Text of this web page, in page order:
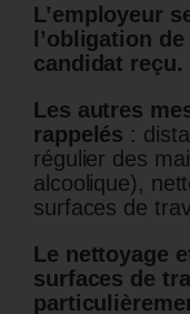
L’employeur
l’obligation
candidat reçu.
Les autres
rappelés :
régulier des
alcoolique),
surfaces de
Le nettoyage
surfaces de